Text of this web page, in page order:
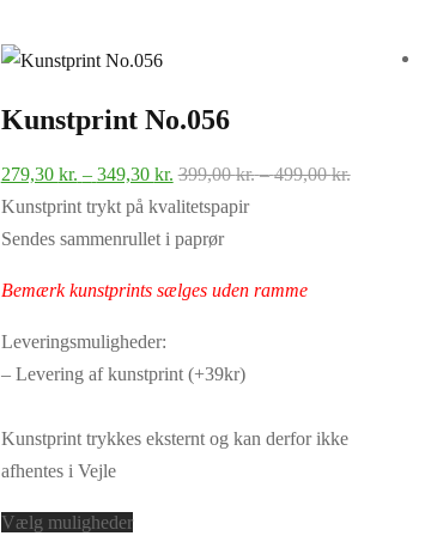
Kunstprint No.056
279,30 kr. – 349,30 kr. Prisinterval:
279,30 kr.
til
399,00kr. – 499,00kr.Prisinterval:
Kunstprint trykt på kvalitetspapir
Sendes sammenrullet i paprør
Bemærk kunstprints sælges uden ramme
Leveringsmuligheder:
– Levering af kunstprint (+39kr)
Kunstprint trykkes eksternt og kan derfor ikke
afhentes i Vejle
Vælg mulighederDette